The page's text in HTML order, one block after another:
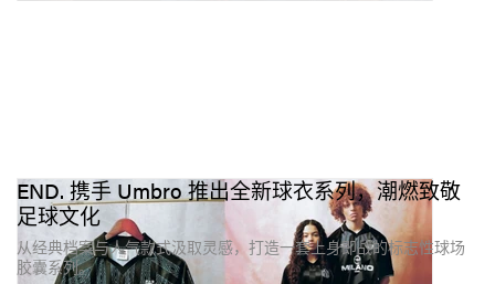
END. 携手 Umbro 推出全新球衣系列，潮燃致敬
足球文化
从经典档案与人气款式汲取灵感，打造一套上身即战的标志性球场
胶囊系列。